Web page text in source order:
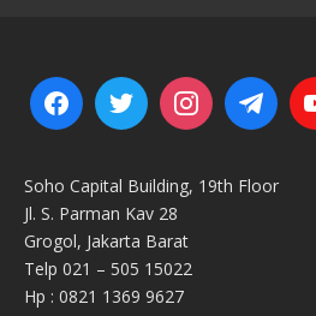
Soho Capital Building, 19th Floor
Jl. S. Parman Kav 28
Grogol, Jakarta Barat
Telp 021 – 505 15022
Hp : 0821 1369 9627